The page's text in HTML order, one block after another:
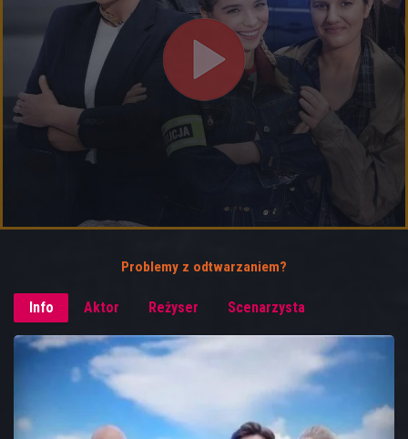
Problemy z odtwarzaniem?
Info Aktor Reżyser Scenarzysta